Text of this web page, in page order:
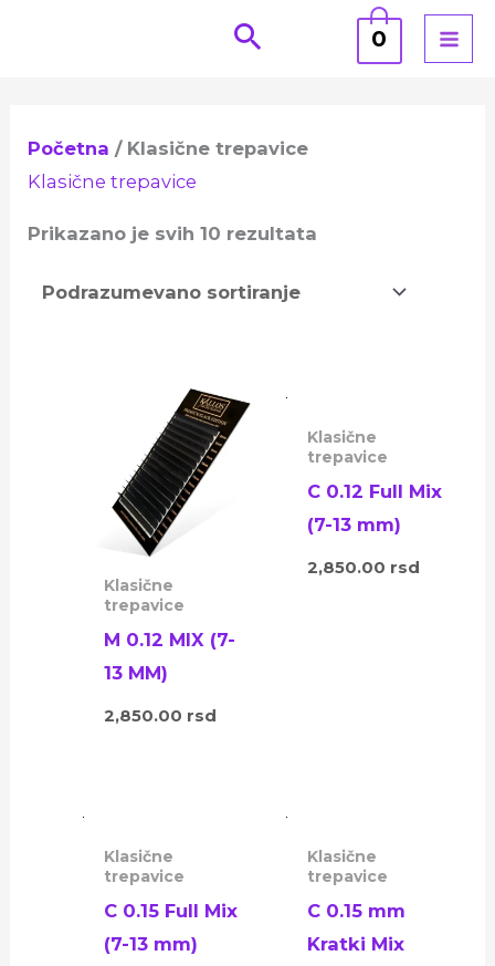
0
Početna / Klasične trepavice
Klasične trepavice
Prikazano je svih 10 rezultata
Klasične
trepavice
M 0.12 MIX (7-
13 MM)
2,850.00 rsd
Klasične
trepavice
C 0.12 Full Mix
(7-13 mm)
2,850.00 rsd
Klasične
trepavice
C 0.15 Full Mix
(7-13 mm)
Klasične
trepavice
C 0.15 mm
Kratki Mix